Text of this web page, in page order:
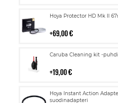
Hoya Protector HD Mk II
69,00 €
Lisää
Caruba Cleaning kit -
19,00 €
Lisää
Hoya Instant Action
suodinadapteri
Lisää
ostoskoriin